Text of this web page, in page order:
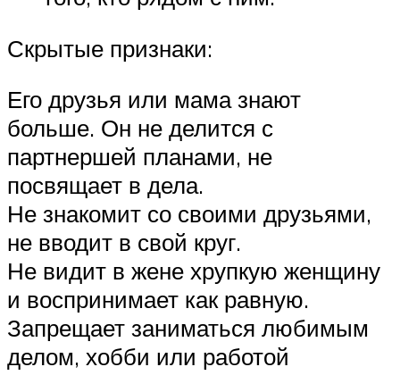
Скрытые признаки:
Его друзья или мама знают
больше. Он не делится с
партнершей планами, не
посвящает в дела.
Не знакомит со своими друзьями,
не вводит в свой круг.
Не видит в жене хрупкую женщину
и воспринимает как равную.
Запрещает заниматься любимым
делом, хобби или работой